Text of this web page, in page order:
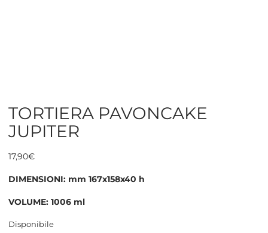
TORTIERA PAVONCAKE
JUPITER
17,90€
DIMENSIONI: mm 167x158x40 h
VOLUME: 1006 ml
Disponibile